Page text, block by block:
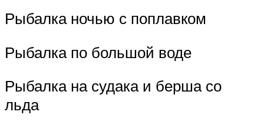
Рыбалка ночью с поплавком
Рыбалка по большой воде
Рыбалка на судака и берша со
льда